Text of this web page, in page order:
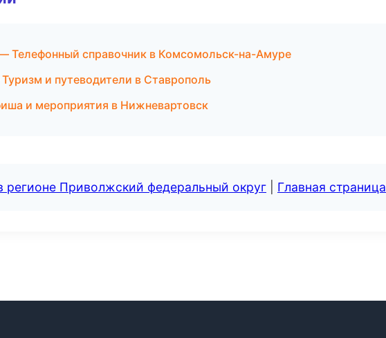
Телефонный справочник в Комсомольск-на-Амуре
и путеводители в Ставрополь
и мероприятия в Нижневартовск
регионе Приволжский федеральный округ Главная страница